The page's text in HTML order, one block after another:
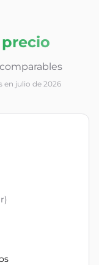
en julio de 2026